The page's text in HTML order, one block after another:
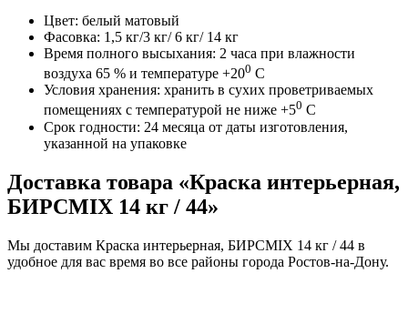
Цвет: белый матовый
Фасовка: 1,5 кг/3 кг/ 6 кг/ 14 кг
Время полного высыхания: 2 часа при влажности
воздуха 65 % и температуре +200 С
Условия хранения: хранить в сухих проветриваемых
помещениях с температурой не ниже +50 С
Срок годности: 24 месяца от даты изготовления,
указанной на упаковке
Доставка товара «Краска интерьерная,
БИРСMIX 14 кг / 44»
Мы доставим Краска интерьерная, БИРСMIX 14 кг / 44 в
удобное для вас время во все районы города Ростов-на-Дону.